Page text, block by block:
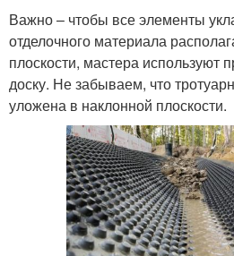
Важно – чтобы все элементы
отделочного материала
плоскости, мастера используют
доску. Не забываем, что
уложена в наклонной плоскости.